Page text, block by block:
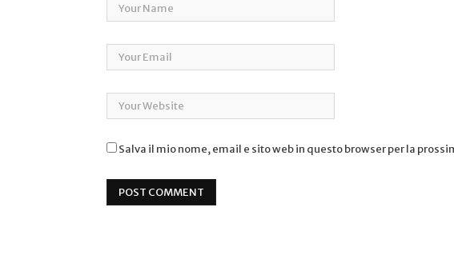
Salva il mio nome, email e sito web in questo browser per la